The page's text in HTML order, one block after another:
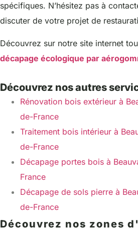
spécifiques. N’hésitez pas à
discuter de votre projet de
Découvrez sur notre site internet
décapage écologique par
Découvrez nos autres
Rénovation bois extérieur à
de-France
Traitement bois intérieur à
de-France
Décapage portes bois à
France
Décapage de sols pierre à
de-France
Découvrez nos zones